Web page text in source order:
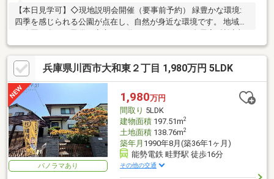
【本日見学可】◇現地説明会開催（要事前予約） 緑豊かな環境:
四季を感じられる公園が点在し、自然が身近な環境です。 地域内
と室内広々。
兵庫県川西市大和東２丁目 1,980万円 5LDK
パノラマあり
1,980万円
間取り 5LDK
建物面積197.51m2
土地面積138.76m2
築年月 1990年8月(築36年1ヶ月)
能勢電鉄 畦野駅 徒歩16分
その他の交通